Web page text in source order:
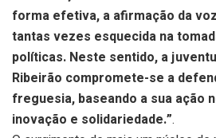
forma efetiva, a afirmação da
tantas vezes esquecida na
políticas. Neste sentido, a
Ribeirão compromete-se a
freguesia, baseando a sua ação
inovação e solidariedade.”.